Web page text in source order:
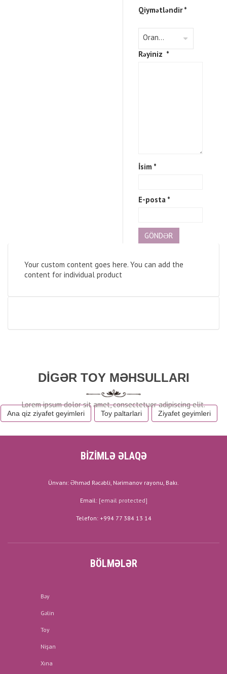
Qiymətləndir*
Rəyiniz *
İsim *
E-posta *
Your custom content goes here. You can add the
content for individual product
DIGƏR TOY MƏHSULLARI
Ana qiz ziyafet geyimleri Toy paltarlari Ziyafet geyimleri
BİZİMLƏ ƏLAQƏ
Ünvanı: Əhməd Rəcəbli, Nərimanov rayonu, Bakı.
Email: [email protected]
Telefon: +994 77 384 13 14
BÖLMƏLƏR
Bəy
Gəlin
Toy
Nişan
Xına